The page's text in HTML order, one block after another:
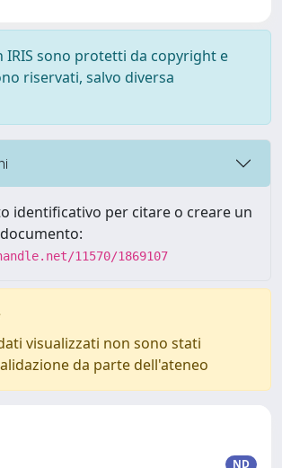
IRIS sono protetti da copyright e
riservati, salvo diversa
identificativo per citare o creare un
11570/1869107
visualizzati non sono stati
da parte dell'ateneo
ND